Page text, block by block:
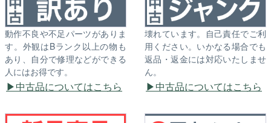
動作不良や不足パーツがありま
す。外観はBランク以上の物も
あり、自分で修理などができる
人にはお得です。
中古品についてはこちら
壊れています。自己責任でご利
用ください。いかなる場合でも
返品・返金には対応いたしませ
ん。
中古品についてはこちら